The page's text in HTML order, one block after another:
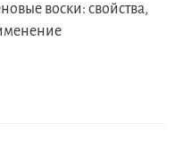
воски: свойства,